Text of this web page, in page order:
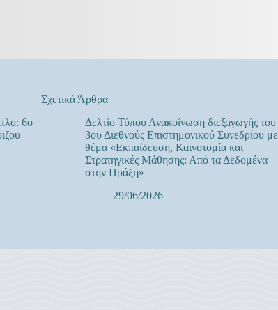
Σχετικά Άρθρα
6ο
Δελτίο Τύπου Ανακοίνωση διεξαγωγής του
3ου Διεθνούς Επιστημονικού Συνεδρίου με
θέμα «Εκπαίδευση, Καινοτομία και
Στρατηγικές Μάθησης: Από τα Δεδομένα
στην Πράξη»
29/06/2026